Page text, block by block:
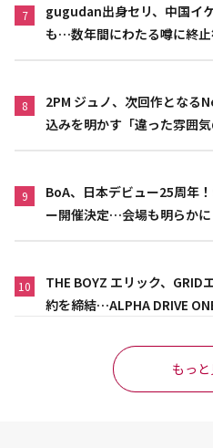
7
gugudan出身セリ、中国イ
も…数年間にわたる噂に終止
8
2PM ジュノ、次回作となる
込みを明かす「違った雰囲
9
BoA、日本デビュー25周年
ー開催決定…会場も明らかに
10
THE BOYZ エリック、
約を締結…ALPHA DRIVE
もっと